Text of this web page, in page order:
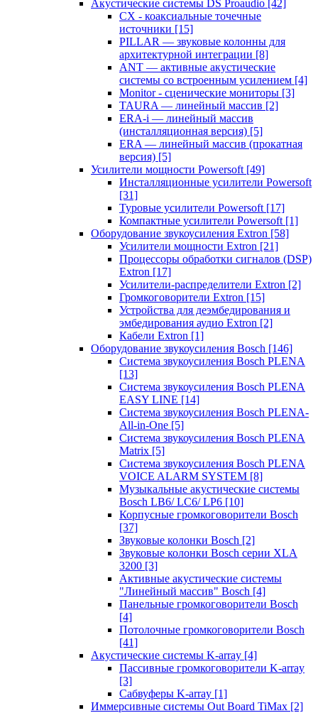
Акустические системы DS Proaudio [42]
CX - коаксиальные точечные
источники [15]
PILLAR — звуковые колонны для
архитектурной интеграции [8]
ANT — активные акустические
системы со встроенным усилением [4]
Monitor - сценические мониторы [3]
TAURA — линейный массив [2]
ERA-i — линейный массив
(инсталляционная версия) [5]
ERA — линейный массив (прокатная
версия) [5]
Усилители мощности Powersoft [49]
Инсталляционные усилители Powersoft
[31]
Туровые усилители Powersoft [17]
Компактные усилители Powersoft [1]
Оборудование звукоусиления Extron [58]
Усилители мощности Extron [21]
Процессоры обработки сигналов (DSP)
Extron [17]
Усилители-распределители Extron [2]
Громкоговорители Extron [15]
Устройства для деэмбедирования и
эмбедирования аудио Extron [2]
Кабели Extron [1]
Оборудование звукоусиления Bosch [146]
Система звукоусиления Bosch PLENA
[13]
Система звукоусиления Bosch PLENA
EASY LINE [14]
Система звукоусиления Bosch PLENA-
All-in-One [5]
Система звукоусиления Bosch PLENA
Matrix [5]
Система звукоусиления Bosch PLENA
VOICE ALARM SYSTEM [8]
Музыкальные акустические системы
Bosch LB6/ LC6/ LP6 [10]
Корпусные громкоговорители Bosch
[37]
Звуковые колонки Bosch [2]
Звуковые колонки Bosch серии XLA
3200 [3]
Активные акустические системы
"Линейный массив" Bosch [4]
Панельные громкоговорители Bosch
[4]
Потолочные громкоговорители Bosch
[41]
Акустические системы K-array [4]
Пассивные громкоговорители K-array
[3]
Сабвуферы K-array [1]
Иммерсивные системы Out Board TiMax [2]